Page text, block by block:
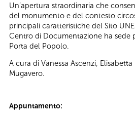
Un’apertura straordinaria che
del monumento e del contesto
principali caratteristiche del Sito
Centro di Documentazione ha sede
Porta del Popolo.
A cura di Vanessa Ascenzi,
Mugavero.
Appuntamento: